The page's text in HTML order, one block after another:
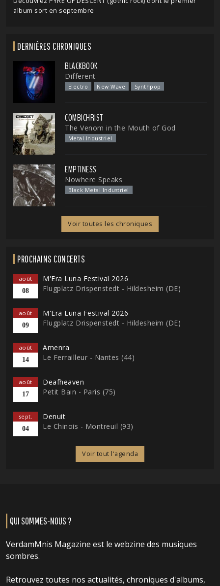
album sort en septembre
DERNIÈRES CHRONIQUES
BLACKBOOK
Different
Electro New Wave Synthpop
COMBICHRIST
The Venom in the Mouth of God
Metal Industriel
EMPTINESS
Nowhere Speaks
Black Metal Industriel
Voir toutes les chroniques
PROCHAINS CONCERTS
août
08
M'Era Luna Festival 2026
Flugplatz Drispenstedt - Hildesheim (DE)
août
09
M'Era Luna Festival 2026
Flugplatz Drispenstedt - Hildesheim (DE)
août
14
Amenra
Le Ferrailleur - Nantes (44)
août
17
Deafheaven
Petit Bain - Paris (75)
sept.
04
Denuit
Le Chinois - Montreuil (93)
Voir tout l'agenda
QUI SOMMES-NOUS ?
VerdamMnis Magazine est le webzine des musiques
sombres.
Retrouvez toutes nos actualités, chroniques d'albums,